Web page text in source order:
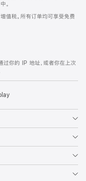
。
值税。所有订单均可享受免费
过你的 IP 地址，或者你在上次